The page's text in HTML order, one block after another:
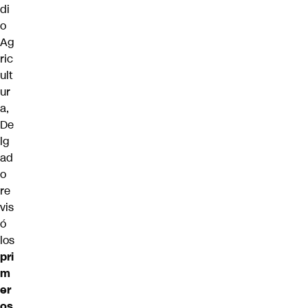
di
o
Ag
ric
ult
ur
a,
De
lg
ad
o
re
vis
ó
los
pri
m
er